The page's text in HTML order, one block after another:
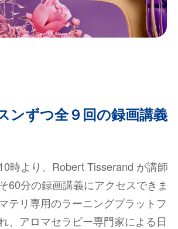
ンずつ全９回の録画講義
時より、Robert Tisserand が講師
60分の録画講義にアクセスできま
テリ専用のラーニングプラットフ
、アロマセラピー専門家による日